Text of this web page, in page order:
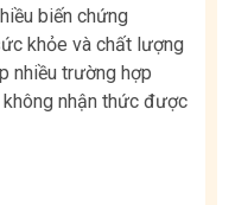
biến chứng
khỏe và chất lượng
nhiều trường hợp
nhận thức được